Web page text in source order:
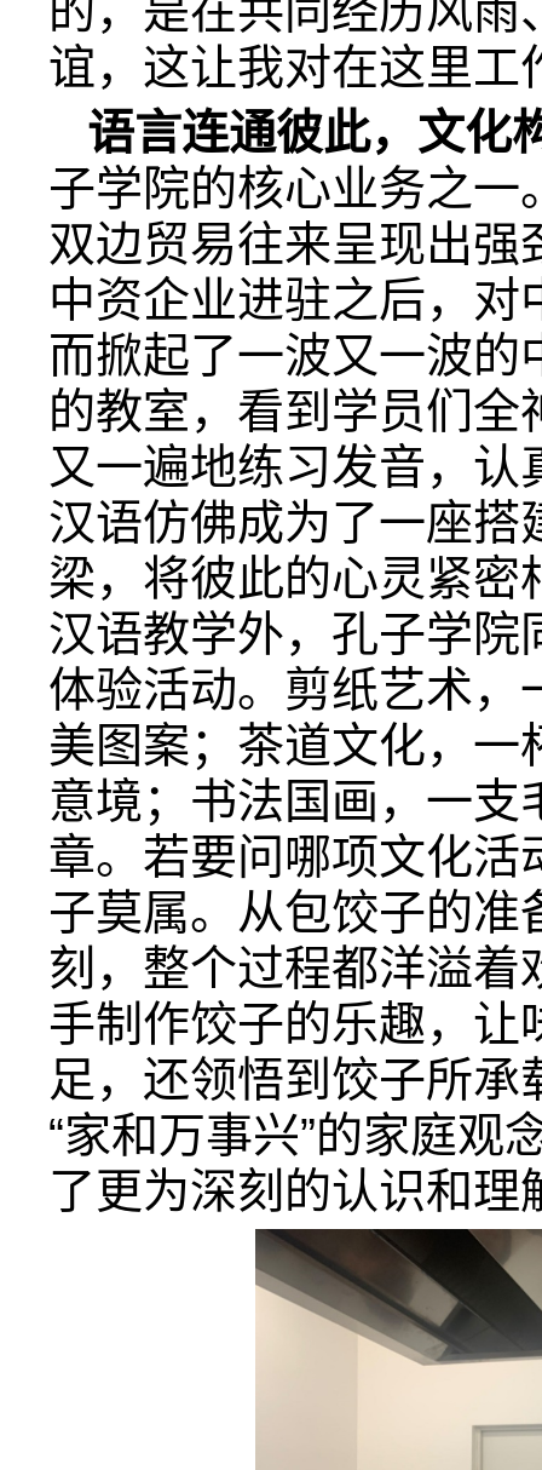
的，是在共同经历风
谊，这让我对在这里工
语言连通彼此，文化
子学院的核心业务之
双边贸易往来呈现出
中资企业进驻之后，
而掀起了一波又一波
的教室，看到学员们
又一遍地练习发音，
汉语仿佛成为了一座搭
梁，将彼此的心灵紧
汉语教学外，孔子学院
体验活动。剪纸艺术，
美图案；茶道文化，
意境；书法国画，一
章。若要问哪项文化活
子莫属。从包饺子的
刻，整个过程都洋溢
手制作饺子的乐趣，
足，还领悟到饺子所
“家和万事兴”的家庭观
了更为深刻的认识和理